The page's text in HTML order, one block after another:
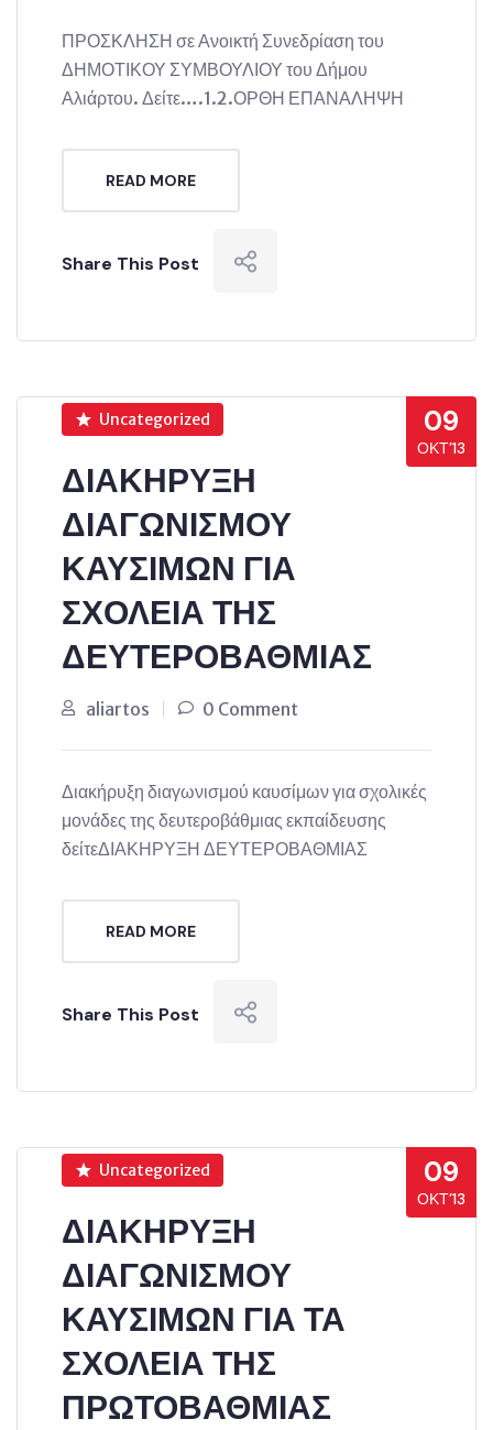
ΠΡΟΣΚΛΗΣΗ σε Ανοικτή Συνεδρίαση του
ΔΗΜΟΤΙΚΟΥ ΣΥΜΒΟΥΛΙΟΥ του Δήμου
Αλιάρτου. Δείτε….1.2.ΟΡΘΗ ΕΠΑΝΑΛΗΨΗ
READ MORE
Share This Post
09
ΟΚΤ’13
Uncategorized
ΔΙΑΚΗΡΥΞΗ
ΔΙΑΓΩΝΙΣΜΟΥ
ΚΑΥΣΙΜΩΝ ΓΙΑ
ΣΧΟΛΕΙΑ ΤΗΣ
ΔΕΥΤΕΡΟΒΑΘΜΙΑΣ
aliartos 0 Comment
Διακήρυξη διαγωνισμού καυσίμων για σχολικές
μονάδες της δευτεροβάθμιας εκπαίδευσης
δείτεΔΙΑΚΗΡΥΞΗ ΔΕΥΤΕΡΟΒΑΘΜΙΑΣ
READ MORE
Share This Post
09
ΟΚΤ’13
Uncategorized
ΔΙΑΚΗΡΥΞΗ
ΔΙΑΓΩΝΙΣΜΟΥ
ΚΑΥΣΙΜΩΝ ΓΙΑ ΤΑ
ΣΧΟΛΕΙΑ ΤΗΣ
ΠΡΩΤΟΒΑΘΜΙΑΣ